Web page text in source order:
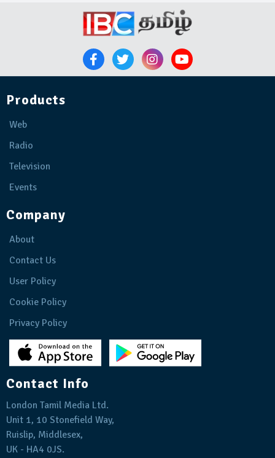
Products
Web
Radio
Television
Events
Company
About
Contact Us
User Policy
Cookie Policy
Privacy Policy
Contact Info
London Tamil Media Ltd.
Unit 1, 10 Stonefield Way,
Ruislip, Middlesex,
UK - HA4 0JS.